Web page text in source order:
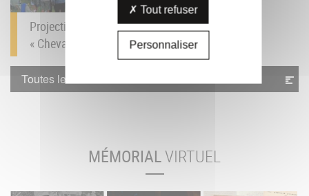
Projection du film
« Cheval de Guerre »...
Toutes les actualités
MÉMORIALVIRTUEL
Tout refuser
Personnaliser